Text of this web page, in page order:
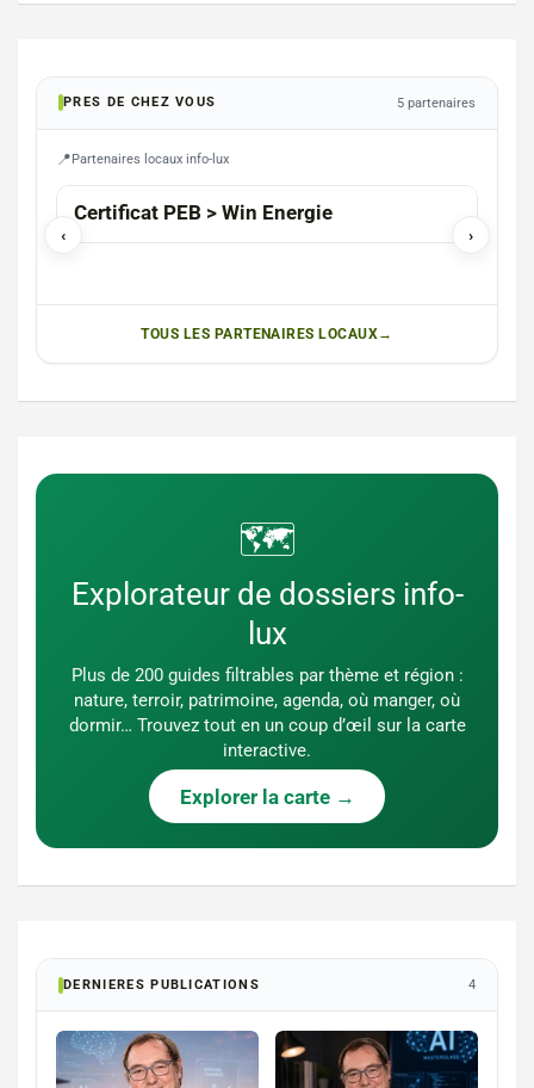
PRES DE CHEZ VOUS 5 partenaires
Partenaires locaux info-lux
‹ ›
Certificat PEB > Win Energie
TOUS LES PARTENAIRES LOCAUX
🗺️
Explorateur de dossiers info-
lux
Plus de 200 guides filtrables par thème et région :
nature, terroir, patrimoine, agenda, où manger, où
dormir… Trouvez tout en un coup d’œil sur la carte
interactive.
Explorer la carte →
DERNIERES PUBLICATIONS 4